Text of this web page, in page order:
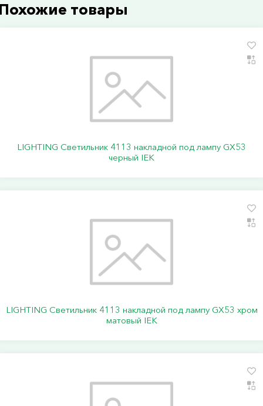
товары
LIGHTING Светильник 4113 накладной под лампу GX53
черный IEK
LIGHTING Светильник 4113 накладной под лампу GX53 хром
матовый IEK